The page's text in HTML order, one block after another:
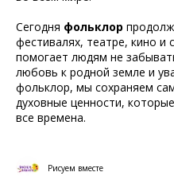
Сегодня фольклор
фестивалях, театре, кино и
помогает людям не
любовь к родной земле и
фольклор, мы сохраняем
духовные ценности,
все времена.
Рисуем вместе